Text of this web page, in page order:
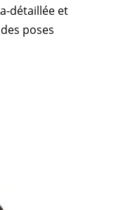
détaillée et
poses